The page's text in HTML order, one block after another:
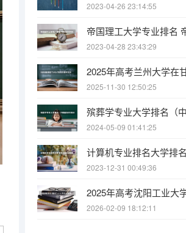
2023-04-26 23:14:55
2023-04-28 23:43:29
2025-11-30 12:50:25
2024-05-09 01:41:25
2023-12-31 00:49:36
2026-02-09 18:12:11